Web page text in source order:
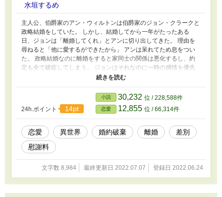
水垣するめ
主人公、伯爵家のアン・ウィルトンは伯爵家のジョン・クラークと
政略結婚をしていた。 しかし、結婚してから一年がたったある
日、ジョンは「離婚してくれ」とアンに切り出してきた。 理由を
尋ねると「他に愛するができたから」 アンは呆れてため息をつい
た。 政略結婚なのに離婚をすると家同士の関係は悪化するし、約
定も全て破綻してしまう。 ジョンはそれなのに一時の感情を優先
し、アンへ離婚を迫った。 アンは呆れて「もういいか」とジョン
くやっていけないと思ったからだ。 「本当はありがとう、ア
ン！」 「いえ、あなたたちの幸福をお祈りしています」 ジョンは
飛び上がるほどに喜び、アンは作り笑いでそれに対応した。 「で
は、私はもう行きますので」 しかしアンが部屋から出ていこうと
したその時、 「ああ、慰謝料は後で請求するよ」 とジョンが言っ
てきた。 アンは理解できなかった。 アンが慰謝料を払う？意味が
わからない。 離婚を切り出したのはジョンだ。 「わ、私が慰謝料
あ、そうだ。だって君は女だろう？ 慰謝料を払うのは当然じゃな
いか」 ジョンは慰謝料を貰えると錯覚していた。 加えてジョンは
アンの持つ資産や屋敷までも相続できると考えていることが分かっ
た。 離婚を突きつけられたうえにあまりにも虚仮にされて、アン
24h.ポイント 14pt
小説 30,232 位 / 228,588件
恋愛 12,855 位 / 66,314件
恋愛 異世界 婚約破棄 離婚
差別
慰謝料
文字数 8,984 最終更新日 2022.07.07 登録日 2022.06.24